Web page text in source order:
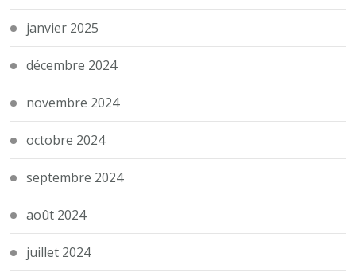
janvier 2025
décembre 2024
novembre 2024
octobre 2024
septembre 2024
août 2024
juillet 2024